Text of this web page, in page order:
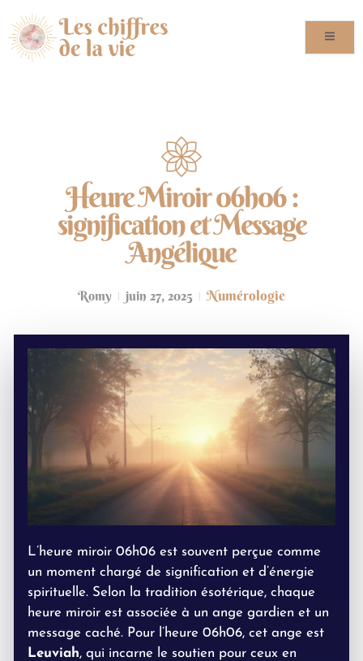
Heure Miroir 06h06 :
signification et Message
Angélique
Romy juin 27, 2025 Numérologie
L’heure miroir 06h06 est souvent perçue comme
un moment chargé de signification et d’énergie
spirituelle. Selon la tradition ésotérique, chaque
heure miroir est associée à un ange gardien et un
message caché. Pour l’heure 06h06, cet ange est
Leuviah, qui incarne le soutien pour ceux en